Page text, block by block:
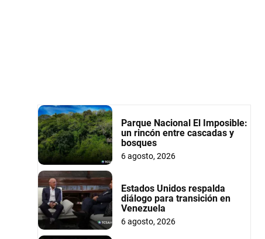
Parque Nacional El Imposible:
un rincón entre cascadas y
bosques
6 agosto, 2026
Estados Unidos respalda
diálogo para transición en
Venezuela
6 agosto, 2026